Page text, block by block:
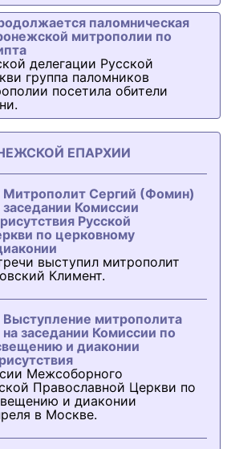
паломническая
митрополии по
делегации Русской
группа паломников
посетила обители
ЕПАРХИИ
Митрополит Сергий (Фомин)
заседании Комиссии
Русской
по церковному
выступил митрополит
Климент.
Выступление митрополита
заседании Комиссии по
и диаконии
Межсоборного
Православной Церкви по
и диаконии
в Москве.